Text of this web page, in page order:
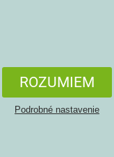
ROZUMIEM
Podrobné nastavenie